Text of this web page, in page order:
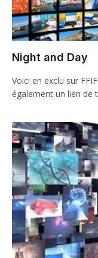
Night and Day
Voici en exclu sur
également un lien de